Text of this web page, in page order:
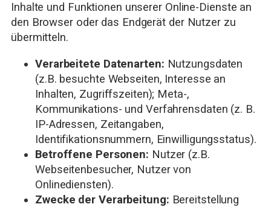
Inhalte und Funktionen unserer Online-Dienste an
den Browser oder das Endgerät der Nutzer zu
übermitteln.
Verarbeitete Datenarten: Nutzungsdaten
(z.B. besuchte Webseiten, Interesse an
Inhalten, Zugriffszeiten); Meta-,
Kommunikations- und Verfahrensdaten (z. B.
IP-Adressen, Zeitangaben,
Identifikationsnummern, Einwilligungsstatus).
Betroffene Personen: Nutzer (z.B.
Webseitenbesucher, Nutzer von
Onlinediensten).
Zwecke der Verarbeitung: Bereitstellung